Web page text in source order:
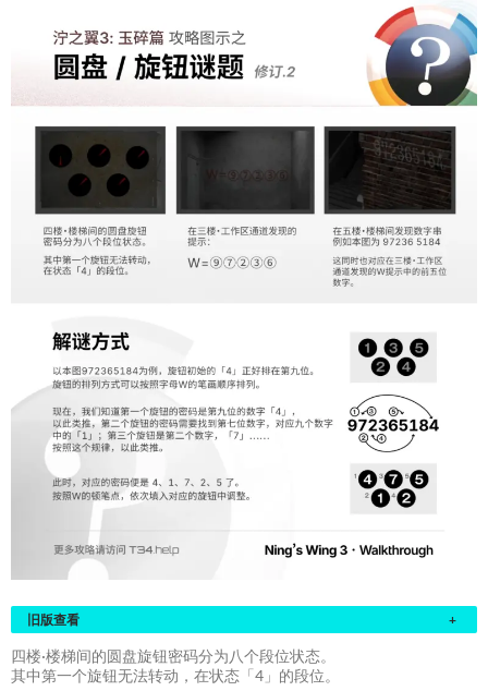
旧版查看 +
四楼·楼梯间的圆盘旋钮密码分为八个段位状态。
其中第一个旋钮无法转动，在状态「4」的段位。